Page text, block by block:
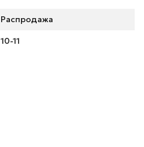
Распродажа
10-11